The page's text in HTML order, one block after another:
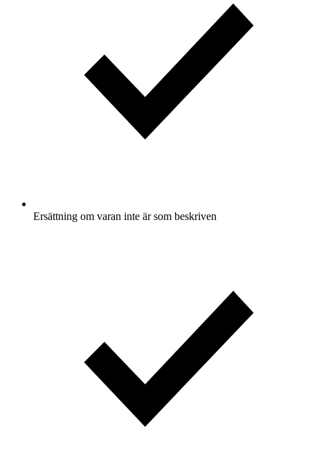
Ersättning om varan inte är som beskriven